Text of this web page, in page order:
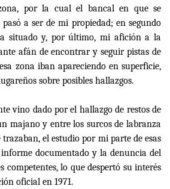
por la cual el bancal en que se
a ser de mi propiedad; en segundo
situado y, por último, mi afición a la
afán de encontrar y seguir pistas de
zona iban apareciendo en superficie,
sobre posibles hallazgos.
vino dado por el hallazgo de restos de
majano y entre los surcos de labranza
el estudio por mi parte de esas
informe documentado y la denuncia del
competentes, lo que despertó su interés
oficial en 1971.